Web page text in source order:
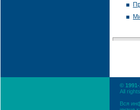
©
All
Вся